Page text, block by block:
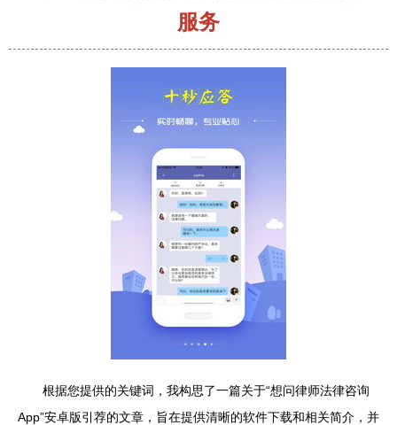
服务
根据您提供的关键词，我构思了一篇关于“想问律师法律咨询
App”安卓版引荐的文章，旨在提供清晰的软件下载和相关简介，并